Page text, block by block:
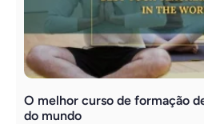
O melhor curso de formação
do mundo